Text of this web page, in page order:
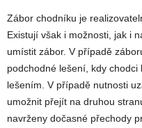
Zábor chodníku je
Existují však i možnosti, jak i
umístit zábor. V případě
podchodné lešení, kdy
lešením. V případě nutnosti
umožnit přejít na druhou
navrženy dočasné přechody